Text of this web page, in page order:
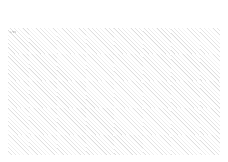
Ads